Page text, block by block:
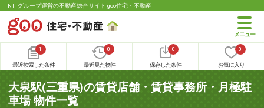
NTTグループ運営の不動産総合サイト goo住宅・不動産
1
最近検索した条件
0
最近見た物件
0
保存した条件
0
お気に入り
大泉駅(三重県)の賃貸店舗・賃貸事務所・月極駐
車場 物件一覧